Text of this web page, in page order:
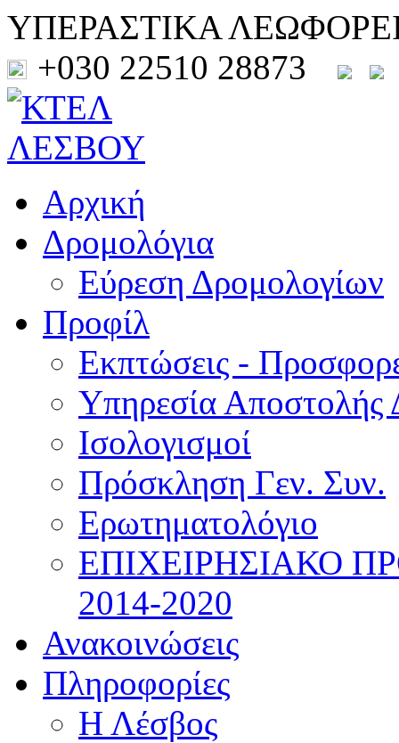
ΥΠΕΡΑΣΤΙΚΑ
+030 22510 28873
Αρχική
Δρομολόγια
Εύρεση Δρομολογίων
Προφίλ
Εκπτώσεις -
Υπηρεσία Αποστολής
Ισολογισμοί
Πρόσκληση Γεν. Συν.
Ερωτηματολόγιο
ΕΠΙΧΕΙΡΗΣΙΑΚΟ
2014-2020
Ανακοινώσεις
Πληροφορίες
Η Λέσβος